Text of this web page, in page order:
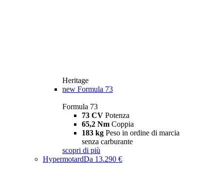
Heritage
new Formula 73
Formula 73
73 CV Potenza
65,2 Nm Coppia
183 kg Peso in ordine di marcia
senza carburante
scopri di più
HypermotardDa 13.290 €